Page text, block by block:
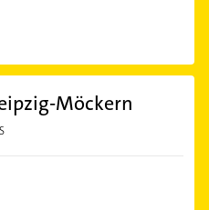
Möckern